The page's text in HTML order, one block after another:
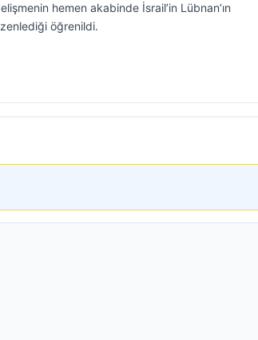
hemen akabinde İsrail’in Lübnan’ın
öğrenildi.